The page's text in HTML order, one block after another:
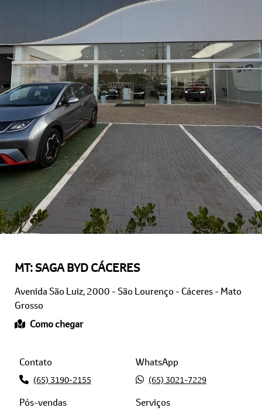
Avenida São Luiz, 2000 - São Lourenço - Cáceres - Mato
Grosso
Como chegar
(65) 3190-2155 (65) 3021-7229
Pós-vendas
(65) 99992-4465
Serviços
(65) 99992-4465